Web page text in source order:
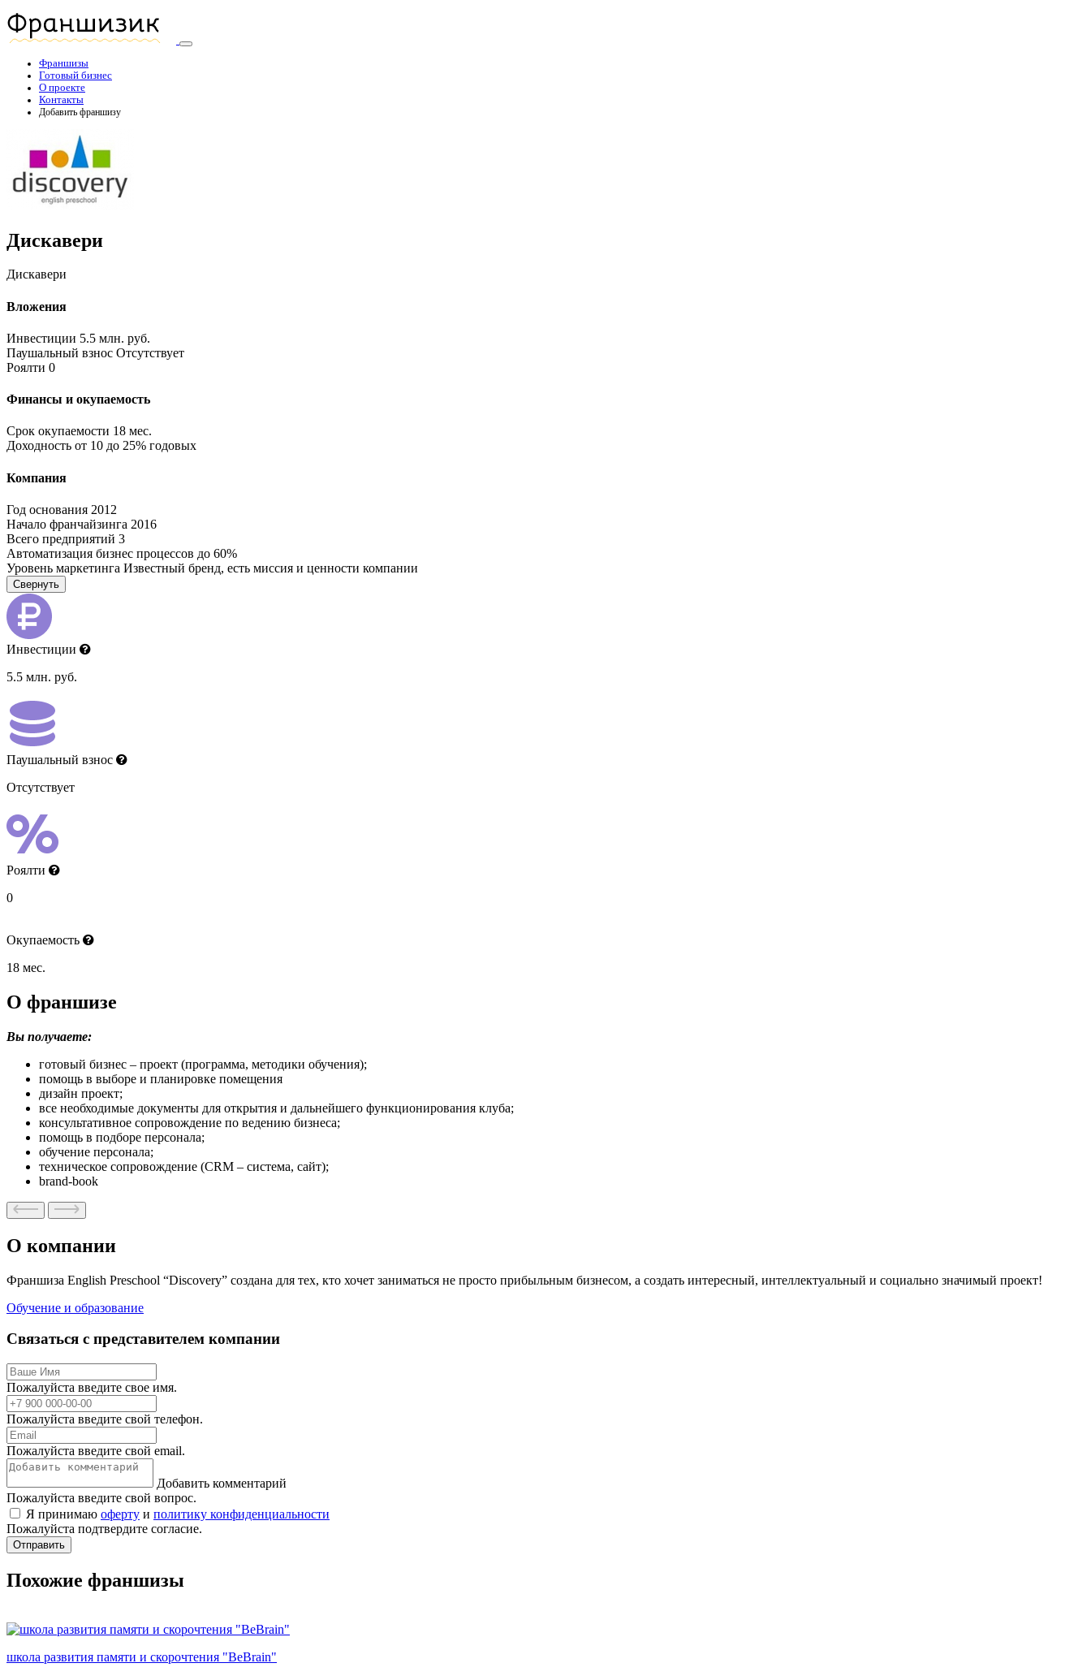
Франшизы
Готовый бизнес
О проекте
Контакты
Добавить франшизу
Дискавери
Дискавери
Вложения
Инвестиции 5.5 млн. руб.
Паушальный взнос Отсутствует
Роялти 0
Финансы и окупаемость
Срок окупаемости 18 мес.
Доходность от 10 до 25% годовых
Компания
Год основания 2012
Начало франчайзинга 2016
Всего предприятий 3
Автоматизация бизнес процессов до 60%
Уровень маркетинга Известный бренд, есть миссия и ценности компании
Свернуть
Инвестиции
5.5 млн. руб.
Паушальный взнос
Отсутствует
Роялти
0
Окупаемость
18 мес.
О франшизе
Вы получаете:
готовый бизнес – проект (программа, методики обучения);
помощь в выборе и планировке помещения
дизайн проект;
все необходимые документы для открытия и дальнейшего функционирования клуба;
консультативное сопровождение по ведению бизнеса;
помощь в подборе персонала;
обучение персонала;
техническое сопровождение (CRM – система, сайт);
brand-book
О компании
Франшиза English Preschool “Discovery” создана для тех, кто хочет заниматься не просто прибыльным бизнесом, а создать интересный, интеллектуальный и социально значимый проект!
Обучение и образование
Связаться с представителем компании
Пожалуйста введите свое имя.
Пожалуйста введите свой телефон.
Пожалуйста введите свой email.
Добавить комментарий
Пожалуйста введите свой вопрос.
Я принимаю оферту и политику конфиденциальности
Пожалуйста подтвердите согласие.
Отправить
Похожие франшизы
школа развития памяти и скорочтения "BeBrain"